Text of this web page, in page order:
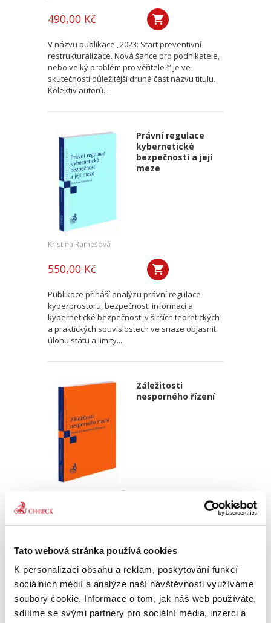
Tato webová stránka používá cookies
K personalizaci obsahu a reklam, poskytování funkcí
sociálních médií a analýze naší návštěvnosti využíváme
soubory cookie. Informace o tom, jak náš web používáte,
sdílíme se svými partnery pro sociální média, inzerci a
490,00 Kč
V názvu publikace „2023: Start preventivní
restrukturalizace. Nová šance pro podnikatele,
nebo velký problém pro věřitele?“ je ve
skutečnosti důležitější druhá část názvu titulu.
Kolektiv autorů...
Právní regulace
kybernetické
bezpečnosti a její
meze
Kristina Ramešová
550,00 Kč
Publikace přináší analýzu právní regulace
kyberprostoru, bezpečnosti informací a
kybernetické bezpečnosti v širších teoretických
a praktických souvislostech ve snaze objasnit
úlohu státu a limity...
Záležitosti
nesporného řízení
Markéta Flanderková Šlejharová
420,00 Kč
Monografie se zaměřuje na právně-teoretické
vymezení nesporného řízení dle
nejvýznamnějších českých, rakouských a
německých právně-teoretických koncepcí, na
základě kterých jsou stanovena stěžejní...